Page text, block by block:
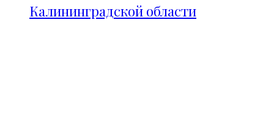
Калининградской области